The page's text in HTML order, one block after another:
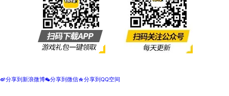
t分享到新浪微博w分享到微信z分享到QQ空间